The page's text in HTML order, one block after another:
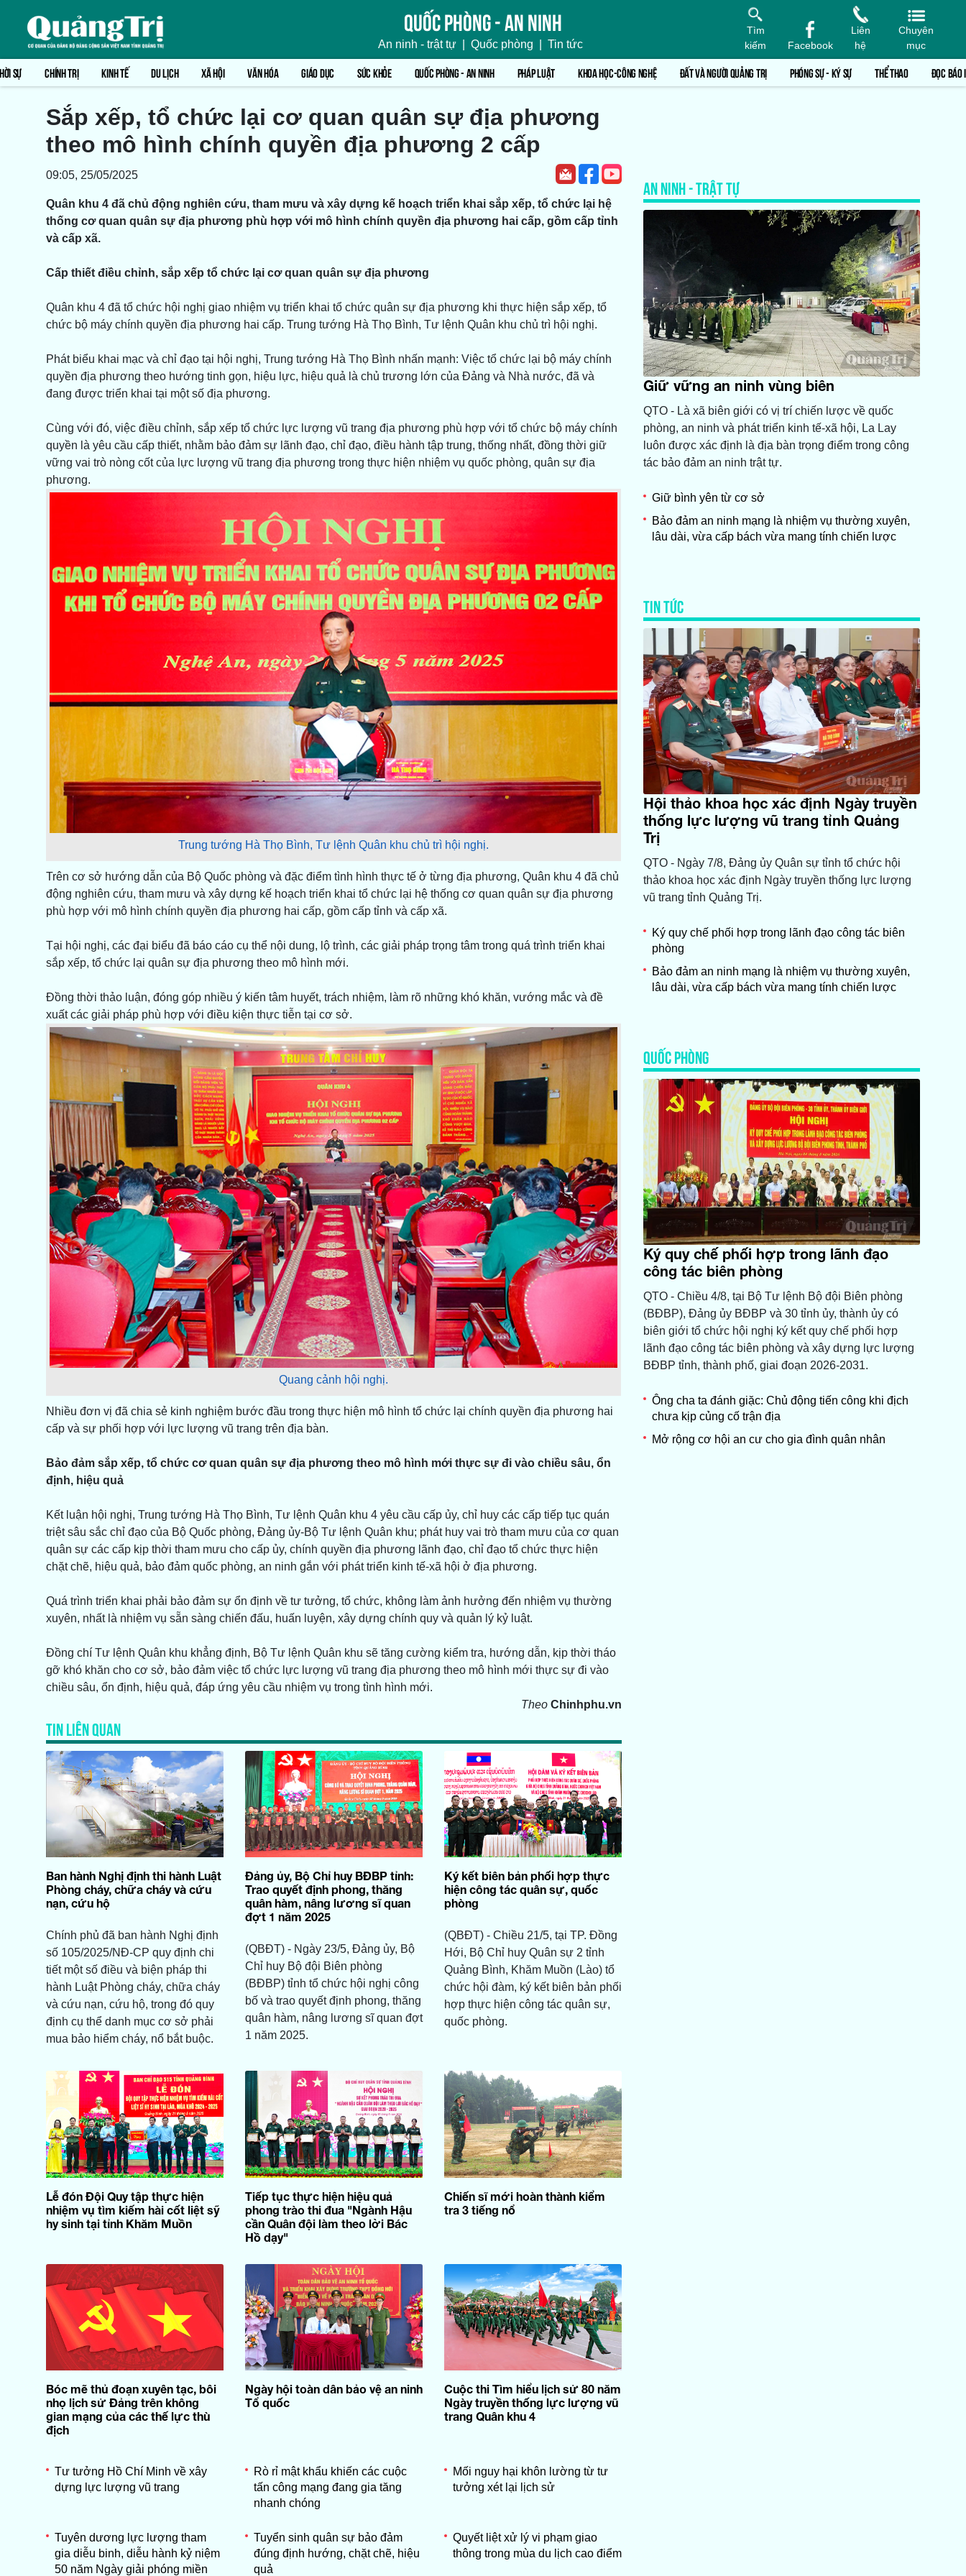
Quốc phòng - An ninh
An ninh - trật tự Quốc phòng Tin tức
Tìm
kiếm
Facebook
Liên
hệ
Chuyên
mục
SỰ CHÍNH TRỊ KINH TẾ DU LỊCH XÃ HỘI VĂN HÓA GIÁO DỤC SỨC KHỎE QUỐC PHÒNG - AN NINH PHÁP LUẬT KHOA HỌC-CÔNG NGHỆ ĐẤT VÀ NGƯỜI QUẢNG TRỊ PHÓNG SỰ - KÝ SỰ THỂ THAO ĐỌC BÁO
Sắp xếp, tổ chức lại cơ quan quân sự địa phương
theo mô hình chính quyền địa phương 2 cấp
09:05, 25/05/2025
Quân khu 4 đã chủ động nghiên cứu, tham mưu và xây dựng kế hoạch triển khai sắp xếp, tổ chức lại hệ
thống cơ quan quân sự địa phương phù hợp với mô hình chính quyền địa phương hai cấp, gồm cấp tỉnh
và cấp xã.
Cấp thiết điều chỉnh, sắp xếp tổ chức lại cơ quan quân sự địa phương
Quân khu 4 đã tổ chức hội nghị giao nhiệm vụ triển khai tổ chức quân sự địa phương khi thực hiện sắp xếp, tổ
chức bộ máy chính quyền địa phương hai cấp. Trung tướng Hà Thọ Bình, Tư lệnh Quân khu chủ trì hội nghị.
Phát biểu khai mạc và chỉ đạo tại hội nghị, Trung tướng Hà Thọ Bình nhấn mạnh: Việc tổ chức lại bộ máy chính
quyền địa phương theo hướng tinh gọn, hiệu lực, hiệu quả là chủ trương lớn của Đảng và Nhà nước, đã và
đang được triển khai tại một số địa phương.
Cùng với đó, việc điều chỉnh, sắp xếp tổ chức lực lượng vũ trang địa phương phù hợp với tổ chức bộ máy chính
quyền là yêu cầu cấp thiết, nhằm bảo đảm sự lãnh đạo, chỉ đạo, điều hành tập trung, thống nhất, đồng thời giữ
vững vai trò nòng cốt của lực lượng vũ trang địa phương trong thực hiện nhiệm vụ quốc phòng, quân sự địa
phương.
Trung tướng Hà Thọ Bình, Tư lệnh Quân khu chủ trì hội nghị.
Trên cơ sở hướng dẫn của Bộ Quốc phòng và đặc điểm tình hình thực tế ở từng địa phương, Quân khu 4 đã chủ
động nghiên cứu, tham mưu và xây dựng kế hoạch triển khai tổ chức lại hệ thống cơ quan quân sự địa phương
phù hợp với mô hình chính quyền địa phương hai cấp, gồm cấp tỉnh và cấp xã.
Tại hội nghị, các đại biểu đã báo cáo cụ thể nội dung, lộ trình, các giải pháp trọng tâm trong quá trình triển khai
sắp xếp, tổ chức lại quân sự địa phương theo mô hình mới.
Đồng thời thảo luận, đóng góp nhiều ý kiến tâm huyết, trách nhiệm, làm rõ những khó khăn, vướng mắc và đề
xuất các giải pháp phù hợp với điều kiện thực tiễn tại cơ sở.
Quang cảnh hội nghị.
Nhiều đơn vị đã chia sẻ kinh nghiệm bước đầu trong thực hiện mô hình tổ chức lại chính quyền địa phương hai
cấp và sự phối hợp với lực lượng vũ trang trên địa bàn.
Bảo đảm sắp xếp, tổ chức cơ quan quân sự địa phương theo mô hình mới thực sự đi vào chiều sâu, ổn
định, hiệu quả
Kết luận hội nghị, Trung tướng Hà Thọ Bình, Tư lệnh Quân khu 4 yêu cầu cấp ủy, chỉ huy các cấp tiếp tục quán
triệt sâu sắc chỉ đạo của Bộ Quốc phòng, Đảng ủy-Bộ Tư lệnh Quân khu; phát huy vai trò tham mưu của cơ quan
quân sự các cấp kịp thời tham mưu cho cấp ủy, chính quyền địa phương lãnh đạo, chỉ đạo tổ chức thực hiện
chặt chẽ, hiệu quả, bảo đảm quốc phòng, an ninh gắn với phát triển kinh tế-xã hội ở địa phương.
Quá trình triển khai phải bảo đảm sự ổn định về tư tưởng, tổ chức, không làm ảnh hưởng đến nhiệm vụ thường
xuyên, nhất là nhiệm vụ sẵn sàng chiến đấu, huấn luyện, xây dựng chính quy và quản lý kỷ luật.
Đồng chí Tư lệnh Quân khu khẳng định, Bộ Tư lệnh Quân khu sẽ tăng cường kiểm tra, hướng dẫn, kịp thời tháo
gỡ khó khăn cho cơ sở, bảo đảm việc tổ chức lực lượng vũ trang địa phương theo mô hình mới thực sự đi vào
chiều sâu, ổn định, hiệu quả, đáp ứng yêu cầu nhiệm vụ trong tình hình mới.
Theo Chinhphu.vn
TIN LIÊN QUAN
Ban hành Nghị định thi hành Luật
Phòng cháy, chữa cháy và cứu
nạn, cứu hộ
Chính phủ đã ban hành Nghị định
số 105/2025/NĐ-CP quy định chi
tiết một số điều và biện pháp thi
hành Luật Phòng cháy, chữa cháy
và cứu nạn, cứu hộ, trong đó quy
định cụ thể danh mục cơ sở phải
mua bảo hiểm cháy, nổ bắt buộc.
Đảng ủy, Bộ Chỉ huy BĐBP tỉnh:
Trao quyết định phong, thăng
quân hàm, nâng lương sĩ quan
đợt 1 năm 2025
(QBĐT) - Ngày 23/5, Đảng ủy, Bộ
Chỉ huy Bộ đội Biên phòng
(BĐBP) tỉnh tổ chức hội nghị công
bố và trao quyết định phong, thăng
quân hàm, nâng lương sĩ quan đợt
1 năm 2025.
Ký kết biên bản phối hợp thực
hiện công tác quân sự, quốc
phòng
(QBĐT) - Chiều 21/5, tại TP. Đồng
Hới, Bộ Chỉ huy Quân sự 2 tỉnh
Quảng Bình, Khăm Muồn (Lào) tổ
chức hội đàm, ký kết biên bản phối
hợp thực hiện công tác quân sự,
quốc phòng.
Lễ đón Đội Quy tập thực hiện
nhiệm vụ tìm kiếm hài cốt liệt sỹ
hy sinh tại tỉnh Khăm Muồn
Tiếp tục thực hiện hiệu quả
phong trào thi đua "Ngành Hậu
cần Quân đội làm theo lời Bác
Hồ dạy"
Chiến sĩ mới hoàn thành kiểm
tra 3 tiếng nổ
Bóc mẽ thủ đoạn xuyên tạc, bôi
nhọ lịch sử Đảng trên không
gian mạng của các thế lực thù
địch
Ngày hội toàn dân bảo vệ an ninh
Tổ quốc
Cuộc thi Tìm hiểu lịch sử 80 năm
Ngày truyền thống lực lượng vũ
trang Quân khu 4
Tư tưởng Hồ Chí Minh về xây
dựng lực lượng vũ trang
Rò rỉ mật khẩu khiến các cuộc
tấn công mạng đang gia tăng
nhanh chóng
Mối nguy hại khôn lường từ tư
tưởng xét lại lịch sử
Tuyên dương lực lượng tham
gia diễu binh, diễu hành kỷ niệm
50 năm Ngày giải phóng miền
Tuyển sinh quân sự bảo đảm
đúng định hướng, chặt chẽ, hiệu
quả
Quyết liệt xử lý vi phạm giao
thông trong mùa du lịch cao điểm
AN NINH - TRẬT TỰ
Giữ vững an ninh vùng biên
QTO - Là xã biên giới có vị trí chiến lược về quốc
phòng, an ninh và phát triển kinh tế-xã hội, La Lay
luôn được xác định là địa bàn trọng điểm trong công
tác bảo đảm an ninh trật tự.
Giữ bình yên từ cơ sở
Bảo đảm an ninh mạng là nhiệm vụ thường xuyên,
lâu dài, vừa cấp bách vừa mang tính chiến lược
TIN TỨC
Hội thảo khoa học xác định Ngày truyền
thống lực lượng vũ trang tỉnh Quảng
Trị
QTO - Ngày 7/8, Đảng ủy Quân sự tỉnh tổ chức hội
thảo khoa học xác định Ngày truyền thống lực lượng
vũ trang tỉnh Quảng Trị.
Ký quy chế phối hợp trong lãnh đạo công tác biên
phòng
Bảo đảm an ninh mạng là nhiệm vụ thường xuyên,
lâu dài, vừa cấp bách vừa mang tính chiến lược
QUỐC PHÒNG
Ký quy chế phối hợp trong lãnh đạo
công tác biên phòng
QTO - Chiều 4/8, tại Bộ Tư lệnh Bộ đội Biên phòng
(BĐBP), Đảng ủy BĐBP và 30 tỉnh ủy, thành ủy có
biên giới tổ chức hội nghị ký kết quy chế phối hợp
lãnh đạo công tác biên phòng và xây dựng lực lượng
BĐBP tỉnh, thành phố, giai đoạn 2026-2031.
Ông cha ta đánh giặc: Chủ động tiến công khi địch
chưa kịp củng cố trận địa
Mở rộng cơ hội an cư cho gia đình quân nhân